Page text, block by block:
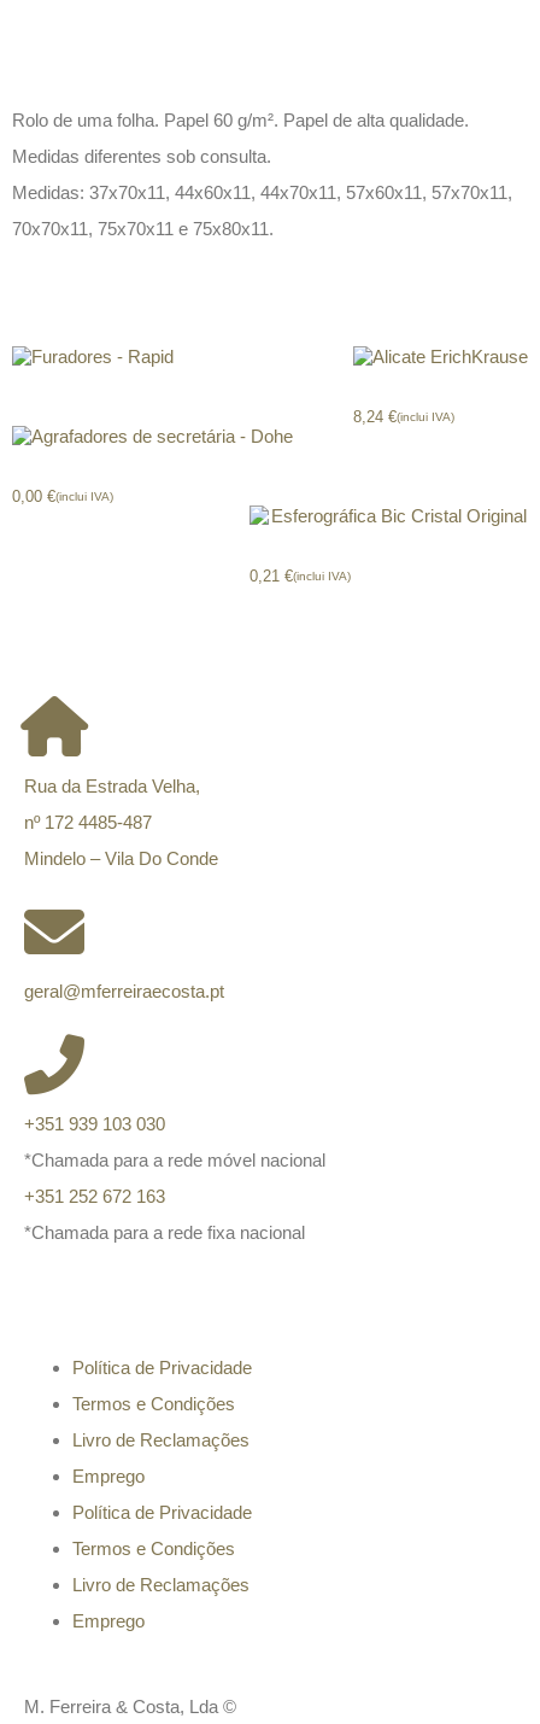
Rolo de uma folha. Papel 60 g/m². Papel de alta qualidade.
Medidas diferentes sob consulta.
Medidas: 37x70x11, 44x60x11, 44x70x11, 57x60x11, 57x70x11,
70x70x11, 75x70x11 e 75x80x11.
8,24 €(inclui IVA)
0,00 €(inclui IVA)
0,21 €(inclui IVA)
Rua da Estrada Velha,
nº 172 4485-487
Mindelo – Vila Do Conde
geral@mferreiraecosta.pt
+351 939 103 030
*Chamada para a rede móvel nacional
+351 252 672 163
*Chamada para a rede fixa nacional
Política de Privacidade
Termos e Condições
Livro de Reclamações
Emprego
Política de Privacidade
Termos e Condições
Livro de Reclamações
Emprego
M. Ferreira & Costa, Lda ©